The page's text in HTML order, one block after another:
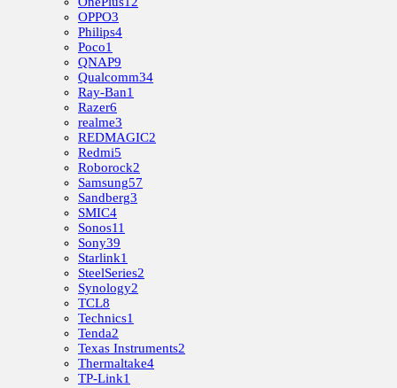
OPPO3
Philips4
Poco1
QNAP9
Qualcomm34
Ray-Ban1
Razer6
realme3
REDMAGIC2
Redmi5
Roborock2
Samsung57
Sandberg3
SMIC4
Sonos11
Sony39
Starlink1
SteelSeries2
Synology2
TCL8
Technics1
Tenda2
Texas Instruments2
Thermaltake4
TP-Link1